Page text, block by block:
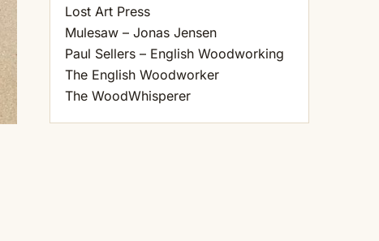
Lost Art Press
Mulesaw – Jonas Jensen
Paul Sellers – English Woodworking
The English Woodworker
The WoodWhisperer